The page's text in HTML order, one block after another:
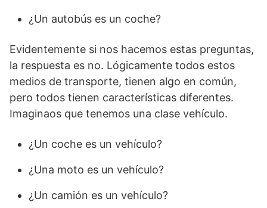
¿Un autobús es un coche?
Evidentemente si nos hacemos estas preguntas,
la respuesta es no. Lógicamente todos estos
medios de transporte, tienen algo en común,
pero todos tienen características diferentes.
Imaginaos que tenemos una clase vehículo.
¿Un coche es un vehículo?
¿Una moto es un vehículo?
¿Un camión es un vehículo?